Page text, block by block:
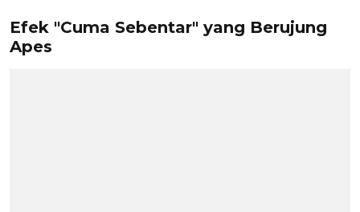
Efek "Cuma Sebentar" yang Berujung
Apes